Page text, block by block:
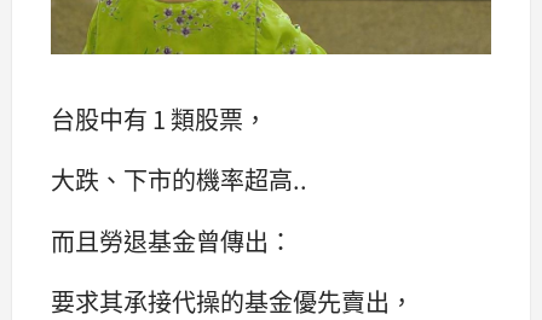
台股中有 1 類股票，
大跌、下市的機率超高..
而且勞退基金曾傳出：
要求其承接代操的基金優先賣出，